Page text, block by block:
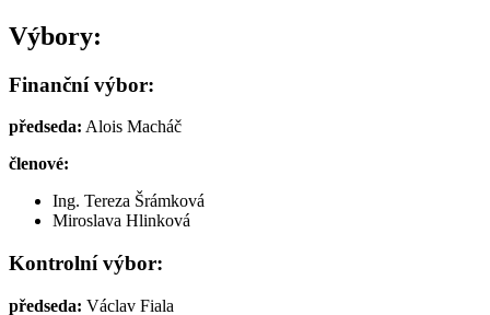
Výbory:
Finanční výbor:
předseda: Alois Macháč
členové:
Ing. Tereza Šrámková
Miroslava Hlinková
Kontrolní výbor:
předseda: Václav Fiala